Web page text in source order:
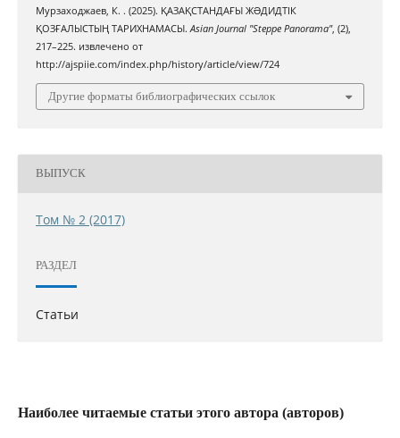
Мурзаходжаев, К. . (2025). ҚАЗАҚСТАНДАҒЫ ЖƏДИДТІК
ҚОЗҒАЛЫСТЫҢ ТАРИХНАМАСЫ.Asian Journal "Steppe Panorama", (2),
217–225. извлечено от
http://ajspiie.com/index.php/history/article/view/724
Другие форматы библиографических ссылок
ВЫПУСК
Том № 2 (2017)
РАЗДЕЛ
Статьи
Наиболее читаемые статьи этого автора (авторов)